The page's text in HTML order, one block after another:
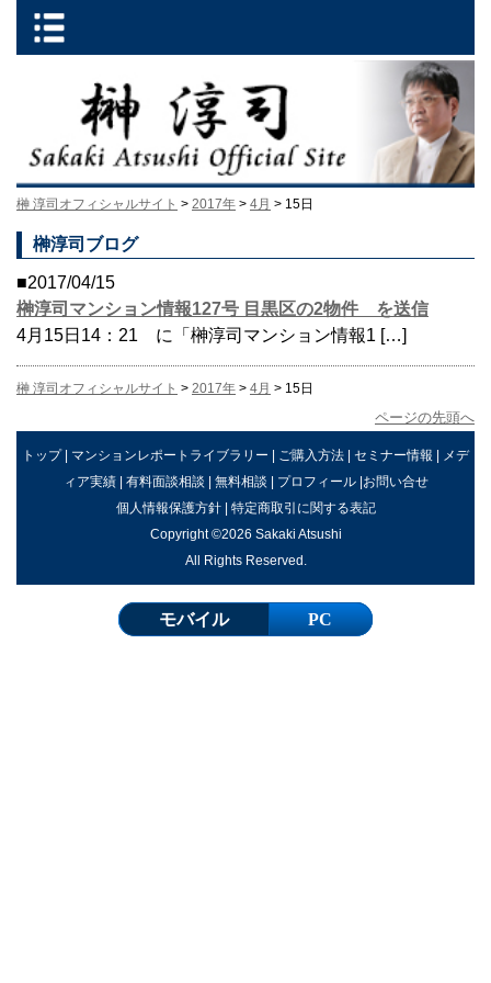
榊 淳司オフィシャルサイト > 2017年 > 4月 > 15日
榊淳司ブログ
■2017/04/15
榊淳司マンション情報127号 目黒区の2物件 を送信
4月15日14：21 に「榊淳司マンション情報1 […]
榊 淳司オフィシャルサイト > 2017年 > 4月 > 15日
ページの先頭へ
トップ| マンションレポートライブラリー | ご購入方法 | セミナー情報 | メデ
ィア実績| 有料面談相談 | 無料相談 | プロフィール|お問い合せ
個人情報保護方針| 特定商取引に関する表記
Copyright ©2026 Sakaki Atsushi
All Rights Reserved.
モバイル PC